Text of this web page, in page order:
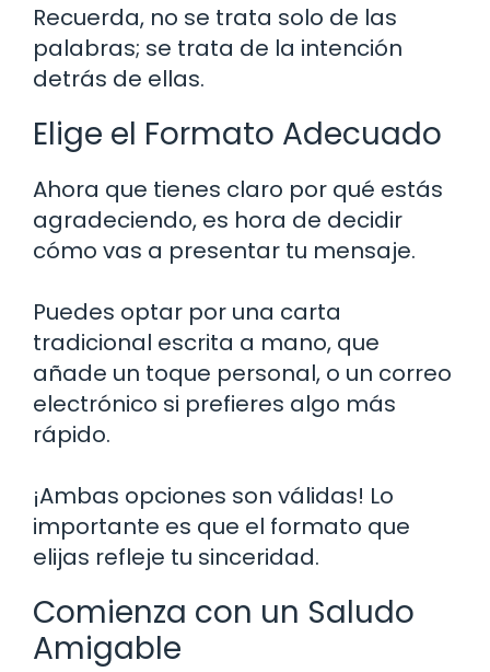
Recuerda, no se trata solo de las
palabras; se trata de la intención
detrás de ellas.
Elige el Formato Adecuado
Ahora que tienes claro por qué estás
agradeciendo, es hora de decidir
cómo vas a presentar tu mensaje.
Puedes optar por una carta
tradicional escrita a mano, que
añade un toque personal, o un correo
electrónico si prefieres algo más
rápido.
¡Ambas opciones son válidas! Lo
importante es que el formato que
elijas refleje tu sinceridad.
Comienza con un Saludo
Amigable